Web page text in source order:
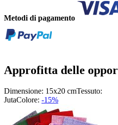
Metodi di pagamento
Approfitta delle
Dimensione: 15x20 cmTessuto:
JutaColore: -15%